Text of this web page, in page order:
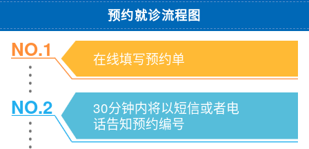
预约就诊流程图
NO.1 在线填写预约单
NO.2
30分钟内将以短信或者电
话告知预约编号